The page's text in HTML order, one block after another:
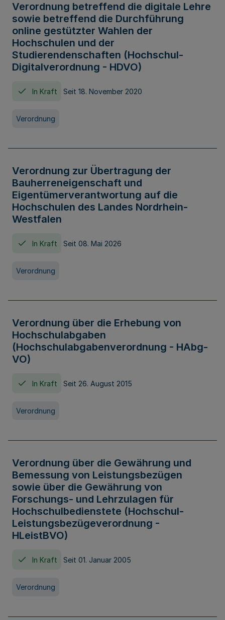
Verordnung betreffend die digitale Lehre
sowie betreffend die Durchführung
online gestützter Wahlen der
Hochschulen und der
Studierendenschaften (Hochschul-
Digitalverordnung - HDVO)
In Kraft Seit 18. November 2020
Verordnung
Verordnung zur Übertragung der
Bauherreneigenschaft und
Eigentümerverantwortung auf die
Hochschulen des Landes Nordrhein-
Westfalen
In Kraft Seit 08. Mai 2026
Verordnung
Verordnung über die Erhebung von
Hochschulabgaben
(Hochschulabgabenverordnung - HAbg-
VO)
In Kraft Seit 26. August 2015
Verordnung
Verordnung über die Gewährung und
Bemessung von Leistungsbezügen
sowie über die Gewährung von
Forschungs- und Lehrzulagen für
Hochschulbedienstete (Hochschul-
Leistungsbezügeverordnung -
HLeistBVO)
In Kraft Seit 01. Januar 2005
Verordnung